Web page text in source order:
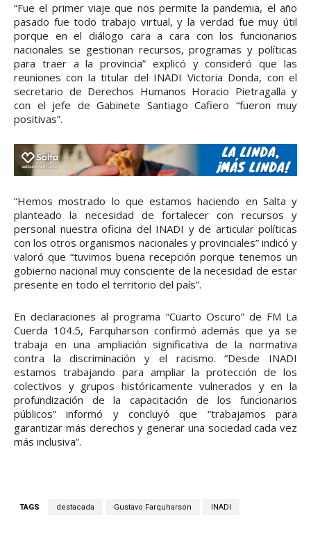
“Fue el primer viaje que nos permite la pandemia, el año
pasado fue todo trabajo virtual, y la verdad fue muy útil
porque en el diálogo cara a cara con los funcionarios
nacionales se gestionan recursos, programas y políticas
para traer a la provincia” explicó y consideró que las
reuniones con la titular del INADI Victoria Donda, con el
secretario de Derechos Humanos Horacio Pietragalla y
con el jefe de Gabinete Santiago Cafiero “fueron muy
positivas”.
“Hemos mostrado lo que estamos haciendo en Salta y
planteado la necesidad de fortalecer con recursos y
personal nuestra oficina del INADI y de articular políticas
con los otros organismos nacionales y provinciales” indicó y
valoró que “tuvimos buena recepción porque tenemos un
gobierno nacional muy consciente de la necesidad de estar
presente en todo el territorio del país”.
En declaraciones al programa “Cuarto Oscuro” de FM La
Cuerda 104.5, Farquharson confirmó además que ya se
trabaja en una ampliación significativa de la normativa
contra la discriminación y el racismo. “Desde INADI
estamos trabajando para ampliar la protección de los
colectivos y grupos históricamente vulnerados y en la
profundización de la capacitación de los funcionarios
públicos” informó y concluyó que “trabajamos para
garantizar más derechos y generar una sociedad cada vez
más inclusiva”.
TAGS destacada Gustavo Farquharson INADI